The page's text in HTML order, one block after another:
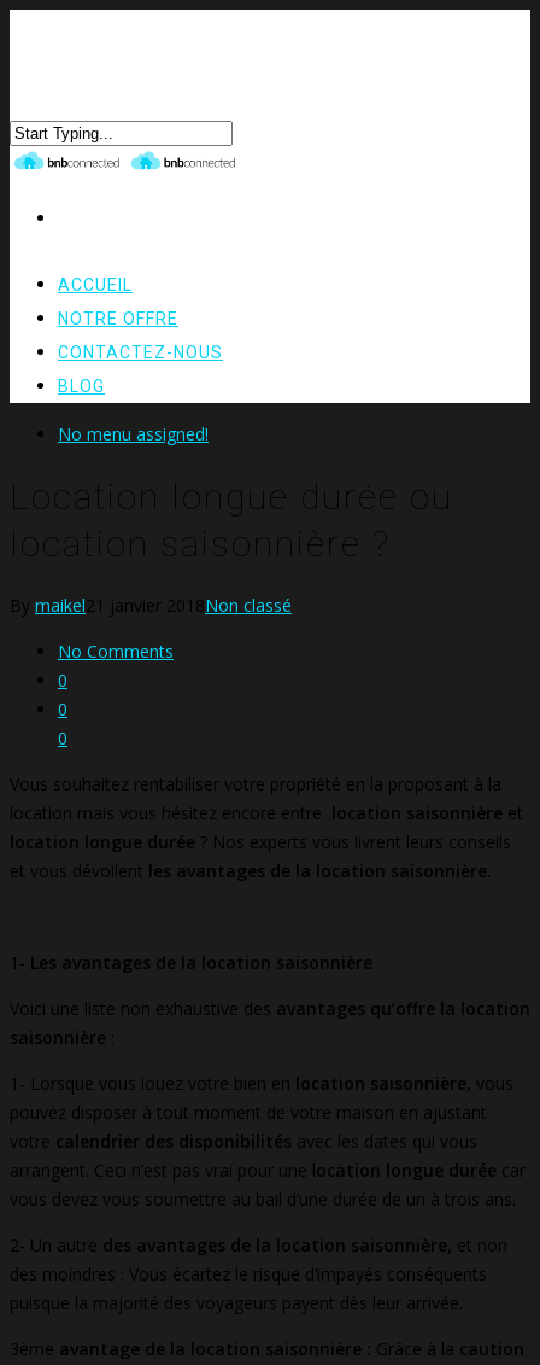
ACCUEIL
NOTRE OFFRE
CONTACTEZ-NOUS
BLOG
No menu assigned!
Location longue durée ou
location saisonnière ?
By maikel21 janvier 2018Non classé
No Comments
0
0
0
Vous souhaitez rentabiliser votre propriété en la proposant à la
location mais vous hésitez encore entre location saisonnière et
location longue durée ? Nos experts vous livrent leurs conseils
et vous dévoilent les avantages de la location saisonnière.
1- Les avantages de la location saisonnière
Voici une liste non exhaustive des avantages qu’offre la location
saisonnière :
1- Lorsque vous louez votre bien en location saisonnière, vous
pouvez disposer à tout moment de votre maison en ajustant
votre calendrier des disponibilités avec les dates qui vous
arrangent. Ceci n’est pas vrai pour une location longue durée car
vous devez vous soumettre au bail d’une durée de un à trois ans.
2- Un autre des avantages de la location saisonnière, et non
des moindres : Vous écartez le risque d’impayés conséquents
puisque la majorité des voyageurs payent dès leur arrivée.
3ème avantage de la location saisonnière : Grâce à la caution